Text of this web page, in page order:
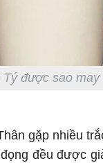
được sao
gặp nhiều
đều được